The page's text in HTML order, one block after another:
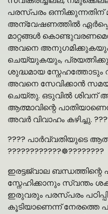
പരസ്പരം
അന്വേഷണത്തിൽ
മാറ്റങ്ങൾ
അവനെ അനുഗമിക്കുകയും,
ചെയ്യുകയും,
ശുദ്ധമായ സ്നേഹത്തോടും
അവനെ സേവിക്കാൻ
ചെയ്തു. ഒടുവിൽ ശിവന്
ആത്മാവിന്റെ
അവർ വിവാഹം കഴിച്ചു.
???? പാർവ്വതിയുടെ
????????????☸️????????
ഇരട്ടജ്വാല
സ്നേഹിക്കാനും സ്വന്തം
ഇരുവരും പരസ്പരം
കൂടിയാണെന്ന്